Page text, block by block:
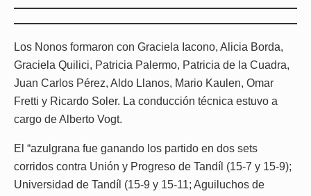
Los Nonos formaron con Graciela Iacono, Alicia Borda,
Graciela Quilici, Patricia Palermo, Patricia de la Cuadra,
Juan Carlos Pérez, Aldo Llanos, Mario Kaulen, Omar
Fretti y Ricardo Soler. La conducción técnica estuvo a
cargo de Alberto Vogt.
El “azulgrana fue ganando los partido en dos sets
corridos contra Unión y Progreso de Tandíl (15-7 y 15-9);
Universidad de Tandíl (15-9 y 15-11; Aguiluchos de